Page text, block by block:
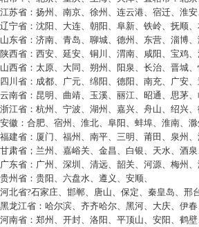
江苏省：扬州、南京、徐州、连云港、宿迁、淮
辽宁省：沈阳、大连、朝阳、阜新、铁岭、抚顺
山东省：济南、青岛、聊城、德州、东营、淄博
陕西省：西安、延安、铜川、渭南、咸阳、宝鸡
山西省：太原、大同、朔州、阳泉、长治、晋城
四川省：成都、广元、绵阳、德阳、南充、广安
云南省：昆明、曲靖、玉溪、丽江、昭通、思茅、
浙江省：杭州、宁波、湖州、嘉兴、舟山、绍兴
安徽：合肥、宿州、淮北、阜阳、蚌埠、淮南、
福建省：厦门、福州、南平、三明、莆田、泉州、
甘肃省；兰州、嘉峪关、金昌、白银、天水、酒
广东省：广州、深圳、清远、韶关、河源、梅州
贵州省：贵阳、六盘水、遵义、安顺、
河北省?石家庄、邯郸、唐山、保定、秦皇岛、邢
黑龙江省：哈尔滨、齐齐哈尔、黑河、大庆、伊
河南省：郑州、开封、洛阳、平顶山、安阳、鹤